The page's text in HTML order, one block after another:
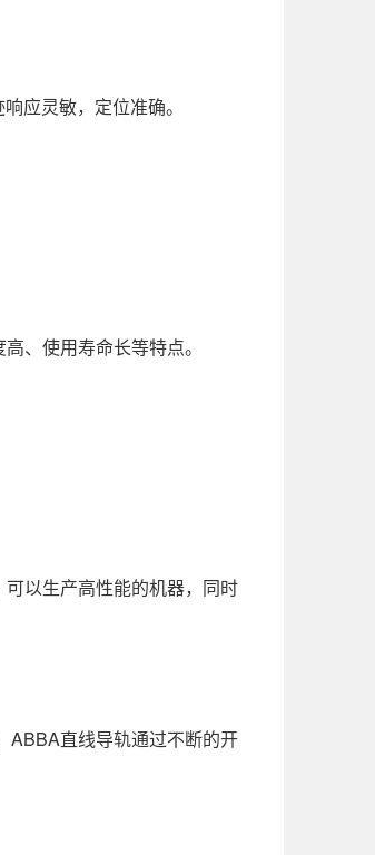
应灵敏，定位准确。
、使用寿命长等特点。
以生产高性能的机器，同时
ABBA直线导轨通过不断的开